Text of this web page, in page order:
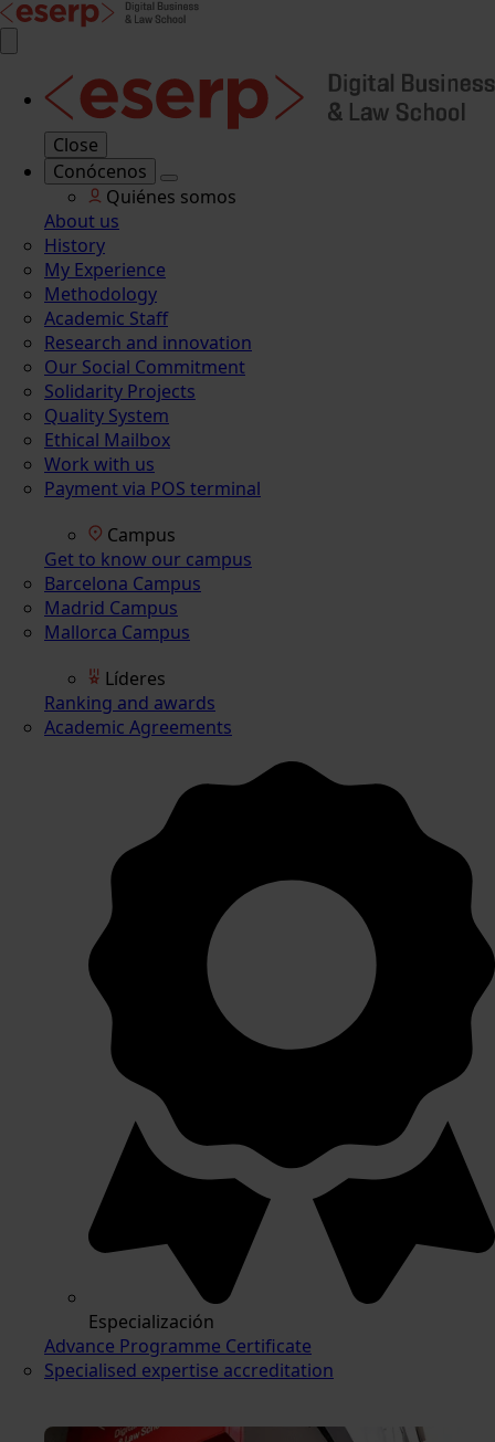
Close
Conócenos
Quiénes somos
About us
History
My Experience
Methodology
Academic Staff
Research and innovation
Our Social Commitment
Solidarity Projects
Quality System
Ethical Mailbox
Work with us
Payment via POS terminal
Campus
Get to know our campus
Barcelona Campus
Madrid Campus
Mallorca Campus
Líderes
Ranking and awards
Academic Agreements
Especialización
Advance Programme Certificate
Specialised expertise accreditation